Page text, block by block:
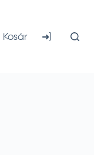
Kosár ➜]